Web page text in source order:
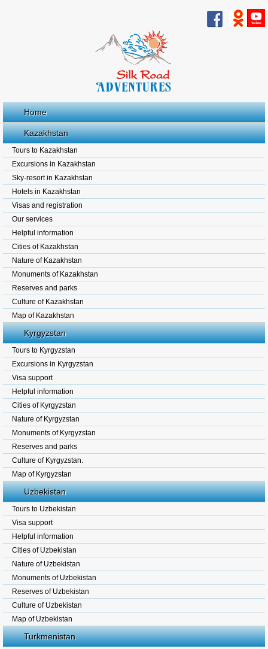
Home
Kazakhstan
Tours to Kazakhstan
Excursions in Kazakhstan
Sky-resort in Kazakhstan
Hotels in Kazakhstan
Visas and registration
Our services
Helpful information
Cities of Kazakhstan
Nature of Kazakhstan
Monuments of Kazakhstan
Reserves and parks
Culture of Kazakhstan
Map of Kazakhstan
Kyrgyzstan
Tours to Kyrgyzstan
Excursions in Kyrgyzstan
Visa support
Helpful information
Cities of Kyrgyzstan
Nature of Kyrgyzstan
Monuments of Kyrgyzstan
Reserves and parks
Culture of Kyrgyzstan.
Map of Kyrgyzstan
Uzbekistan
Tours to Uzbekistan
Visa support
Helpful information
Cities of Uzbekistan
Nature of Uzbekistan
Monuments of Uzbekistan
Reserves of Uzbekistan
Culture of Uzbekistan
Map of Uzbekistan
Turkmenistan